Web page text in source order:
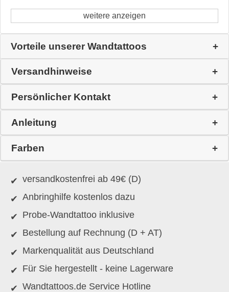
weitere anzeigen
Vorteile unserer Wandtattoos
Versandhinweise
Persönlicher Kontakt
Anleitung
Farben
versandkostenfrei ab 49€ (D)
Anbringhilfe kostenlos dazu
Probe-Wandtattoo inklusive
Bestellung auf Rechnung (D + AT)
Markenqualität aus Deutschland
Für Sie hergestellt - keine Lagerware
Wandtattoos.de Service Hotline